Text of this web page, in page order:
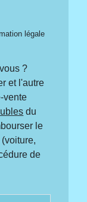
légale
?
et l'autre
vente
du
le
de